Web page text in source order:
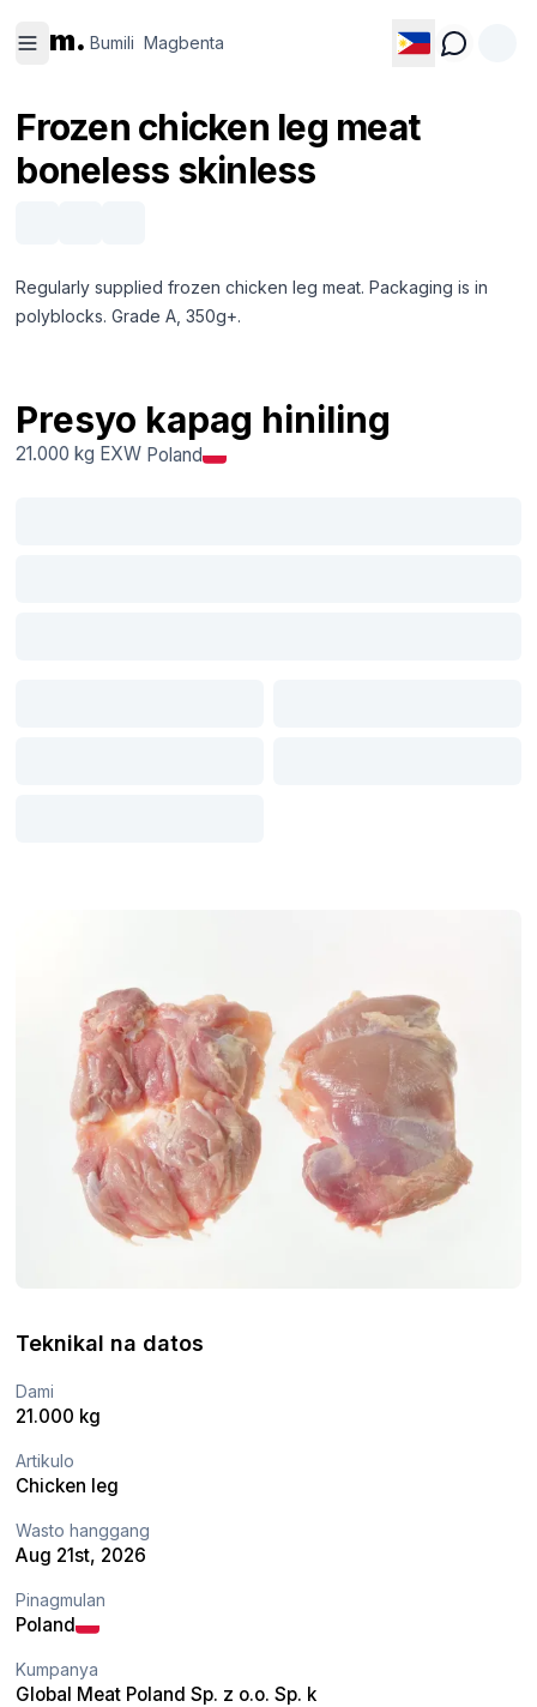
m. Bumili Magbenta
Frozen chicken leg meat
boneless skinless
Regularly supplied frozen chicken leg meat. Packaging is in
polyblocks. Grade A, 350g+.
Presyo kapag hiniling
21.000 kg EXW Poland
Teknikal na datos
Dami
21.000 kg
Artikulo
Chicken leg
Wasto hanggang
Aug 21st, 2026
Pinagmulan
Poland
Kumpanya
Global Meat Poland Sp. z o.o. Sp. k